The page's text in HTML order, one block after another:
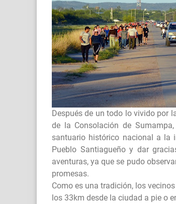
Después de un todo lo vivido por
de la Consolación de
santuario histórico nacional a la
Pueblo Santiagueño y dar
aventuras, ya que se pudo
promesas.
Como es una tradición, los
los 33km desde la ciudad a pie o